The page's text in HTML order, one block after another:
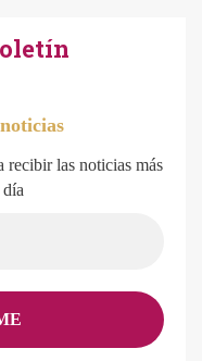
recibir las noticias más